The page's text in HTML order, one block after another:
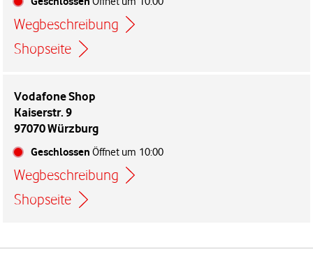
Wegbeschreibung
Link öffnet in einem neuen Tab
Shopseite
Vodafone Shop
Kaiserstr. 9
97070 Würzburg
Geschlossen Öffnet um 10:00
Wegbeschreibung
Link öffnet in einem neuen Tab
Shopseite